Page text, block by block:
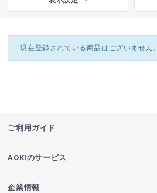
現在登録されている商品はございません。
ご利用ガイド
AOKIのサービス
企業情報